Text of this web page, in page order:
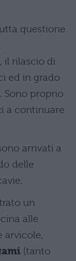
questione
, il rilascio di
ed in grado
Sono proprio
a continuare
arrivati a
delle
un
alle
arvicole,
(tanto